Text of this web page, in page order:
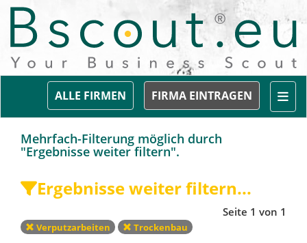
FIRMA EINTRAGEN
ALLE FIRMEN
Mehrfach-Filterung möglich durch
"Ergebnisse weiter filtern".
Ergebnisse weiter filtern...
Seite 1 von 1
Verputzarbeiten Trockenbau